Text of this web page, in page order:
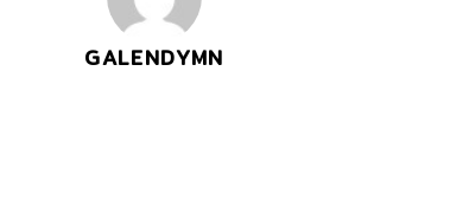
GALENDYMN